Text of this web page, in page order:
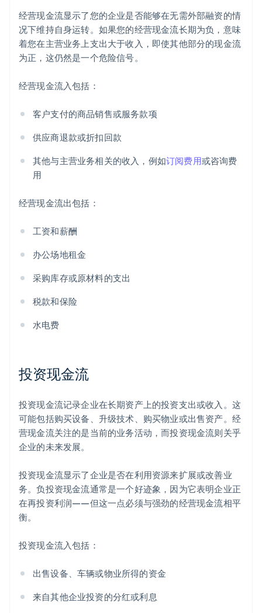
经营现金流显示了您的企业是否能够在无需外部融资的情
况下维持自身运转。如果您的经营现金流长期为负，意味
着您在主营业务上支出大于收入，即使其他部分的现金流
为正，这仍然是一个危险信号。
经营现金流入包括：
客户支付的商品销售或服务款项
供应商退款或折扣回款
其他与主营业务相关的收入，例如订阅费用或咨询费
用
经营现金流出包括：
工资和薪酬
办公场地租金
采购库存或原材料的支出
税款和保险
水电费
投资现金流
投资现金流记录企业在长期资产上的投资支出或收入。这
可能包括购买设备、升级技术、购买物业或出售资产。经
营现金流关注的是当前的业务活动，而投资现金流则关乎
企业的未来发展。
投资现金流显示了企业是否在利用资源来扩展或改善业
务。负投资现金流通常是一个好迹象，因为它表明企业正
在再投资利润——但这一点必须与强劲的经营现金流相平
衡。
投资现金流入包括：
出售设备、车辆或物业所得的资金
来自其他企业投资的分红或利息